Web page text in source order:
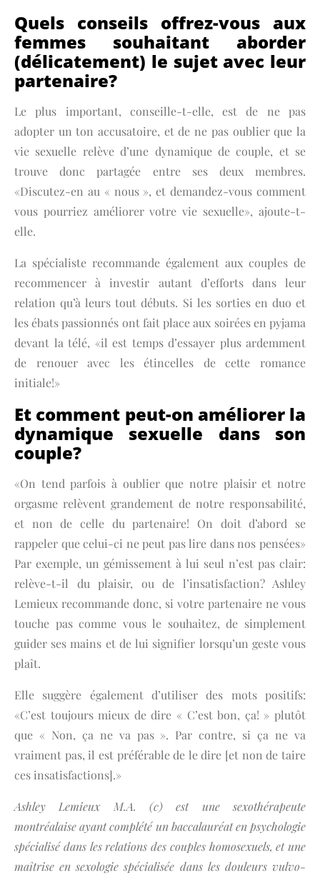
Quels conseils offrez-vous aux
femmes souhaitant aborder
(délicatement) le sujet avec leur
partenaire?
Le plus important, conseille-t-elle, est de ne pas
adopter un ton accusatoire, et de ne pas oublier que la
vie sexuelle relève d’une dynamique de couple, et se
trouve donc partagée entre ses deux membres.
«Discutez-en au « nous », et demandez-vous comment
vous pourriez améliorer votre vie sexuelle», ajoute-t-
elle.
La spécialiste recommande également aux couples de
recommencer à investir autant d’efforts dans leur
relation qu’à leurs tout débuts. Si les sorties en duo et
les ébats passionnés ont fait place aux soirées en pyjama
devant la télé, «il est temps d’essayer plus ardemment
de renouer avec les étincelles de cette romance
initiale!»
Et comment peut-on améliorer la
dynamique sexuelle dans son
couple?
«On tend parfois à oublier que notre plaisir et notre
orgasme relèvent grandement de notre responsabilité,
et non de celle du partenaire! On doit d’abord se
rappeler que celui-ci ne peut pas lire dans nos pensées»
Par exemple, un gémissement à lui seul n’est pas clair:
relève-t-il du plaisir, ou de l’insatisfaction? Ashley
Lemieux recommande donc, si votre partenaire ne vous
touche pas comme vous le souhaitez, de simplement
guider ses mains et de lui signifier lorsqu’un geste vous
plaît.
Elle suggère également d’utiliser des mots positifs:
«C’est toujours mieux de dire « C’est bon, ça! » plutôt
que « Non, ça ne va pas ». Par contre, si ça ne va
vraiment pas, il est préférable de le dire [et non de taire
ces insatisfactions].»
Ashley Lemieux M.A. (c) est une sexothérapeute
montréalaise ayant complété un baccalauréat en psychologie
spécialisé dans les relations des couples homosexuels, et une
maîtrise en sexologie spécialisée dans les douleurs vulvo-